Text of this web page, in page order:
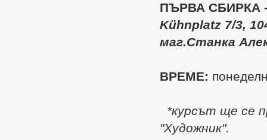
ПЪРВА СБИРКА
Kühnplatz 7/3,
маг.Станка
ВРЕМЕ:
*курсът ще се
"Художник".